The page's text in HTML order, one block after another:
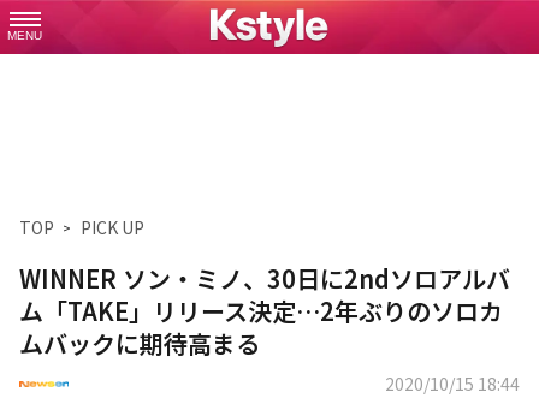
MENU
TOP PICK UP
WINNER ソン・ミノ、30日に2ndソロアルバ
ム「TAKE」リリース決定…2年ぶりのソロカ
ムバックに期待高まる
2020/10/15 18:44